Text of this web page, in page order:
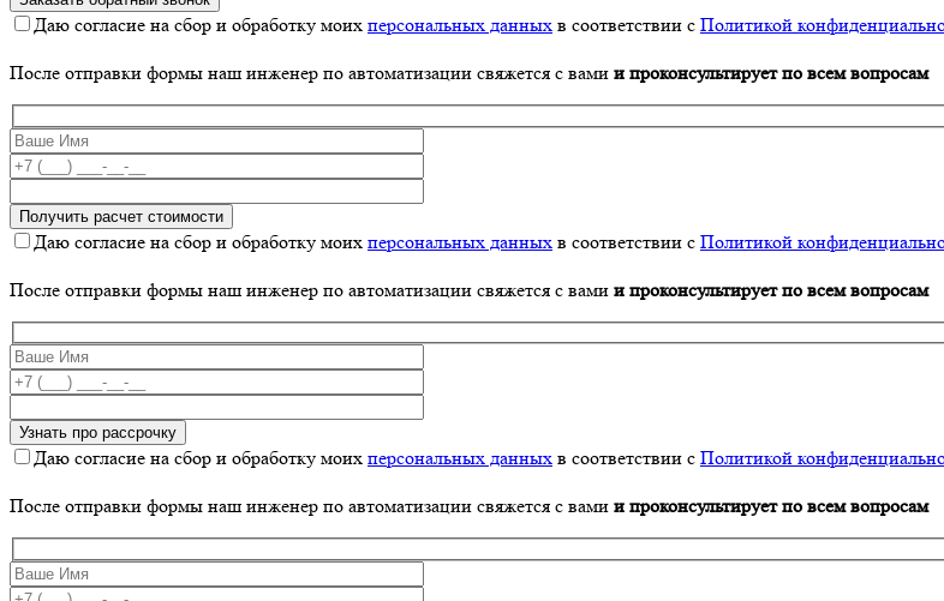
Даю согласие на сбор и обработку моих персональных данных в соответствии с Политикой
После отправки формы наш инженер по автоматизации свяжется с вами и проконсультирует по всем вопросам
Даю согласие на сбор и обработку моих персональных данных в соответствии с Политикой
После отправки формы наш инженер по автоматизации свяжется с вами и проконсультирует по всем вопросам
Даю согласие на сбор и обработку моих персональных данных в соответствии с Политикой
После отправки формы наш инженер по автоматизации свяжется с вами и проконсультирует по всем вопросам